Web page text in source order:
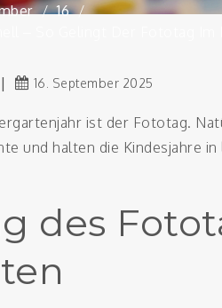
16
16. September 2025
ist der Fototag.
und halten die Kindesjahre
des